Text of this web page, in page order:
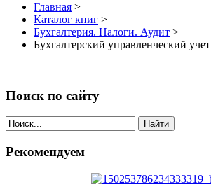
Главная >
Каталог книг >
Бухгалтерия. Налоги. Аудит >
Бухгалтерский управленческий учет
Поиск по сайту
Найти
Рекомендуем